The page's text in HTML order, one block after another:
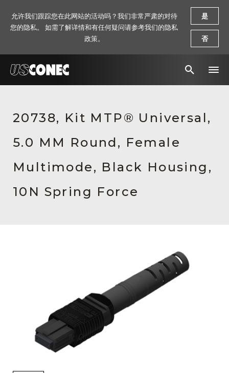
解决方案
产品
资源
关于我们
活动信息
20738, Kit MTP® Universal,
5.0 MM Round, Female
Multimode, Black Housing,
10N Spring Force
允许我们跟踪您在此网站的活动吗？我们非常严肃的对待
您的隐私。 如需了解详情和有任何疑问请参考我们的隐私
政策。
是
否